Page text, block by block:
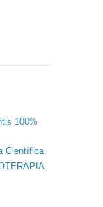
100%
Científica